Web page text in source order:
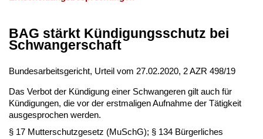
BAG stärkt Kündigungsschutz bei
Schwangerschaft
Bundesarbeitsgericht, Urteil vom 27.02.2020, 2 AZR 498/19
Das Verbot der Kündigung einer Schwangeren gilt auch für
Kündigungen, die vor der erstmaligen Aufnahme der Tätigkeit
ausgesprochen werden.
§ 17 Mutterschutzgesetz (MuSchG); § 134 Bürgerliches